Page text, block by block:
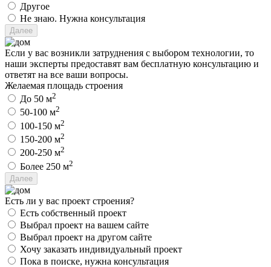
Другое
Не знаю. Нужна консультация
Если у вас возникли затруднения с выбором технологии, то
наши эксперты предоставят вам бесплатную консультацию и
ответят на все ваши вопросы.
Желаемая площадь строения
До 50 м2
50-100 м2
100-150 м2
150-200 м2
200-250 м2
Более 250 м2
Есть ли у вас проект строения?
Есть собственный проект
Выбрал проект на вашем сайте
Выбрал проект на другом сайте
Хочу заказать индивидуальный проект
Пока в поиске, нужна консультация